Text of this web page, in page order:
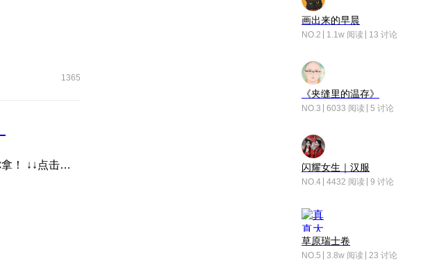
1365
抖音账号《耀子开放麦》首档数字人脱口秀栏目，快关注新同事，每日笑一笑，投稿福利等你拿！ ↓↓点击下方图片或 ...
画出来的早晨
NO.2 1.1w 阅读 13 讨论
《夹缝里的温存》
NO.3 6033 阅读 5 讨论
闪耀女生｜汉服
NO.4 4432 阅读 9 讨论
草原瑞士卷
NO.5 3.8w 阅读 23 讨论